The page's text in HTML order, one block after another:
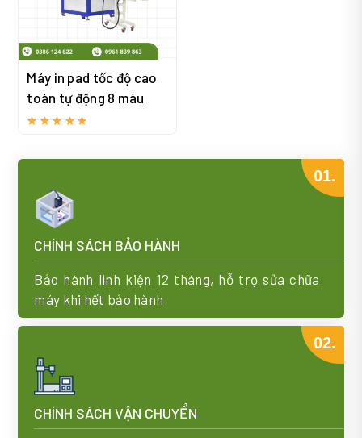
Máy in pad tốc độ cao
toàn tự động 8 màu
01.
CHÍNH SÁCH BẢO HÀNH
Bảo hành linh kiện 12 tháng, hỗ trợ sửa chữa
máy khi hết bảo hành
02.
CHÍNH SÁCH VẬN CHUYỂN